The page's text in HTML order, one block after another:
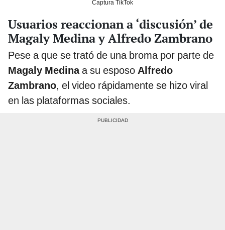
Captura TikTok
Usuarios reaccionan a ‘discusión’ de
Magaly Medina y Alfredo Zambrano
Pese a que se trató de una broma por parte de
Magaly Medinaa su esposo Alfredo
Zambrano, el video rápidamente se hizo viral
en las plataformas sociales.